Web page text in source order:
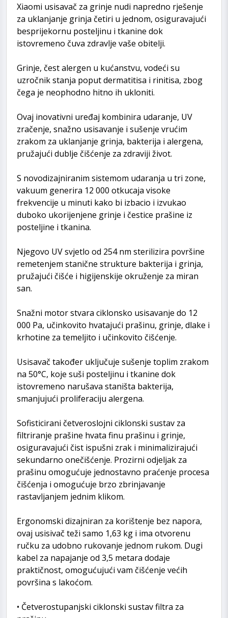
Xiaomi usisavač za grinje nudi napredno rješenje
za uklanjanje grinja četiri u jednom, osiguravajući
besprijekornu posteljinu i tkanine dok
istovremeno čuva zdravlje vaše obitelji.
Grinje, čest alergen u kućanstvu, vodeći su
uzročnik stanja poput dermatitisa i rinitisa, zbog
čega je neophodno hitno ih ukloniti.
Ovaj inovativni uređaj kombinira udaranje, UV
zračenje, snažno usisavanje i sušenje vrućim
zrakom za uklanjanje grinja, bakterija i alergena,
pružajući dublje čišćenje za zdraviji život.
S novodizajniranim sistemom udaranja u tri zone,
vakuum generira 12 000 otkucaja visoke
frekvencije u minuti kako bi izbacio i izvukao
duboko ukorijenjene grinje i čestice prašine iz
posteljine i tkanina.
Njegovo UV svjetlo od 254 nm sterilizira površine
remetenjem stanične strukture bakterija i grinja,
pružajući čišće i higijenskije okruženje za miran
san.
Snažni motor stvara ciklonsko usisavanje do 12
000 Pa, učinkovito hvatajući prašinu, grinje, dlake i
krhotine za temeljito i učinkovito čišćenje.
Usisavač također uključuje sušenje toplim zrakom
na 50°C, koje suši posteljinu i tkanine dok
istovremeno narušava staništa bakterija,
smanjujući proliferaciju alergena.
Sofisticirani četveroslojni ciklonski sustav za
filtriranje prašine hvata finu prašinu i grinje,
osiguravajući čist ispušni zrak i minimalizirajući
sekundarno onečišćenje. Prozirni odjeljak za
prašinu omogućuje jednostavno praćenje procesa
čišćenja i omogućuje brzo zbrinjavanje
rastavljanjem jednim klikom.
Ergonomski dizajniran za korištenje bez napora,
ovaj usisivač teži samo 1,63 kg i ima otvorenu
ručku za udobno rukovanje jednom rukom. Dugi
kabel za napajanje od 3,5 metara dodaje
praktičnost, omogućujući vam čišćenje većih
površina s lakoćom.
• Četverostupanjski ciklonski sustav filtra za